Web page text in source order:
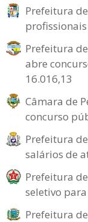
Prefeitura
Prefeitura
abre
16.016,13
Câmara de
concurso
Prefeitura
salários de
Prefeitura
seletivo
Prefeitura